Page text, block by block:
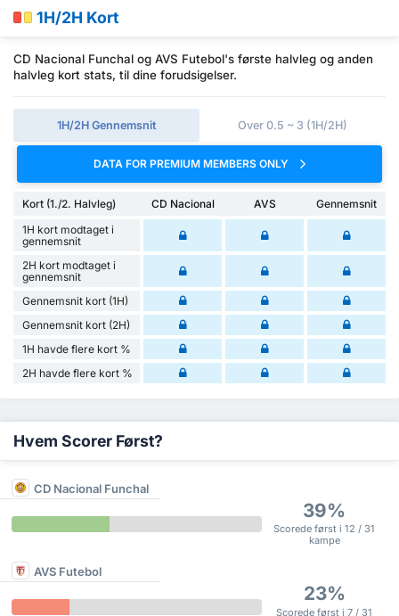
1H/2H Kort
CD Nacional Funchal og AVS Futebol's første halvleg og anden
halvleg kort stats, til dine forudsigelser.
1H/2H Gennemsnit Over 0.5 ~ 3 (1H/2H)
DATA FOR PREMIUM MEMBERS ONLY
Kort (1./2. Halvleg) CD Nacional AVS
Gennemsnit
1H kort modtaget i
gennemsnit
2H kort modtaget i
gennemsnit
Gennemsnit kort (1H)
Gennemsnit kort (2H)
1H havde flere kort %
2H havde flere kort %
Hvem Scorer Først?
CD Nacional Funchal
39%
Scorede først i 12 / 31
kampe
AVS Futebol
23%
Scorede først i 7 / 31